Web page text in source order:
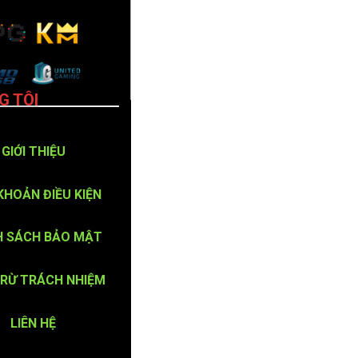
TÔI
GIỚI THIỆU
ĐIỀU KIỆN
SÁCH BẢO MẬT
TRÁCH NHIỆM
LIÊN HỆ